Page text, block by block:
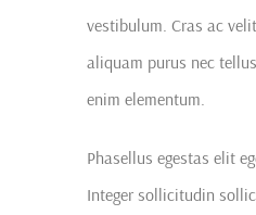
vestibulum. Cras ac
aliquam purus nec
enim elementum.
Phasellus egestas elit
Integer sollicitudin